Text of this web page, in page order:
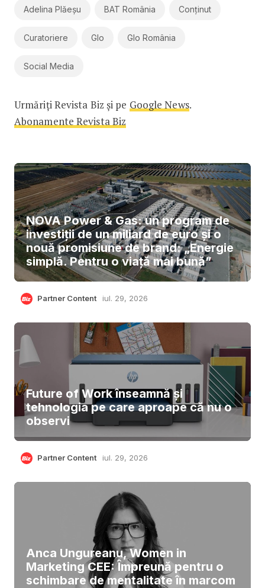
Adelina Plăeșu BAT România Conținut
Curatoriere Glo Glo România
Social Media
Urmăriți Revista Biz și pe Google News.
Abonamente Revista Biz
NOVA Power & Gas: un program de
investiții de un miliard de euro și o
nouă promisiune de brand: „Energie
simplă. Pentru o viață mai bună”
Partner Content iul. 29, 2026
Future of Work înseamnă și
tehnologia pe care aproape că nu o
observi
Partner Content iul. 29, 2026
Anca Ungureanu, Women in
Marketing CEE: Împreună pentru o
schimbare de mentalitate în marcom